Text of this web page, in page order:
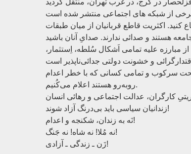
کنید. اکثریت قاطع قربانیان از میان طبقات
مبارزه علیه تمامی اَشکال سُلطه، اِستثمار،
تحت سرکوب و تمامی کسانی که با خطر اعدام
روبه‌رو هستند اعلام می‌کُنیم.
زندانیان سیاسی باید بی‌درنگ آزاد شوند!
نَه به زندان، شکنجه و اعدام!
نه مُلا! نه شاه! نه جَنگ!
زَن ـ زندگی ـ آزادی!